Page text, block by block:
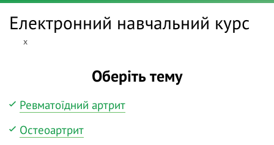
Електронний навчальний курс
x
Оберіть тему
Ревматоїдний артрит
Остеоартрит